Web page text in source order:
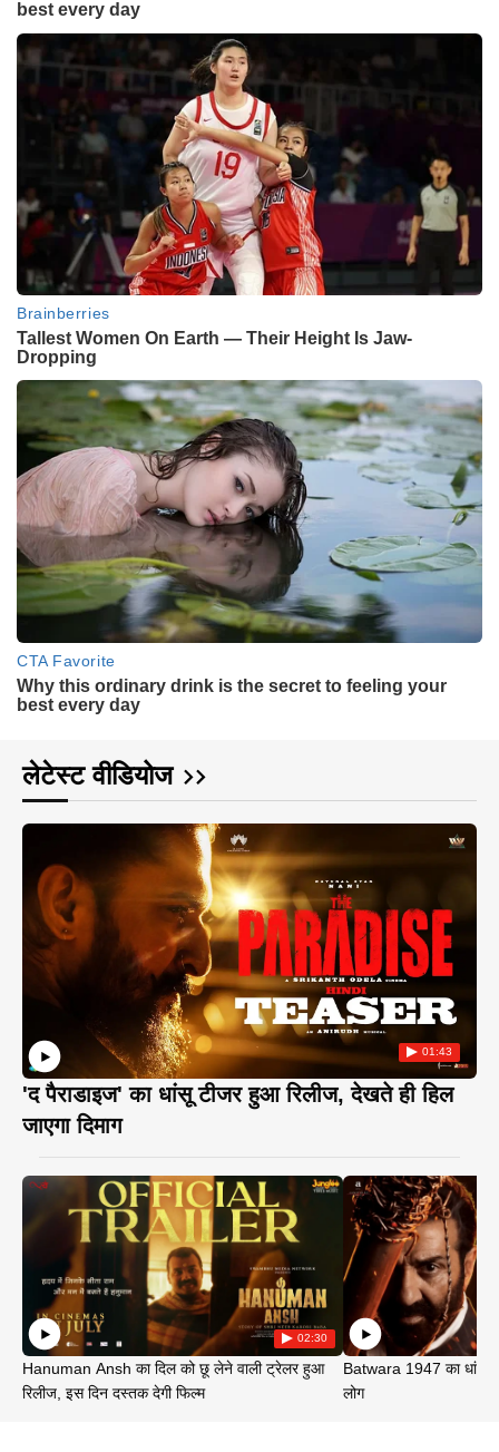
लेटेस्ट वीडियोज
01:43
'द पैराडाइज' का धांसू टीजर हुआ रिलीज, देखते ही हिल
जाएगा दिमाग
02:30
Hanuman Ansh का दिल को छू लेने वाली ट्रेलर हुआ
रिलीज, इस दिन दस्तक देगी फिल्म
Batwara 1947 का धांसू
लोग